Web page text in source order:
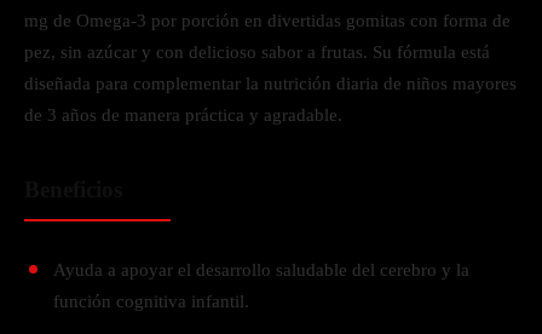
mg de Omega-3 por porción en divertidas gomitas con forma de
pez, sin azúcar y con delicioso sabor a frutas. Su fórmula está
diseñada para complementar la nutrición diaria de niños mayores
de 3 años de manera práctica y agradable.
Ayuda a apoyar el desarrollo saludable del cerebro y la
función cognitiva infantil.